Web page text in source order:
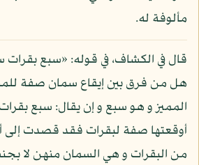
مألوفة له.
قال في الكشاف، في قوله: «سبع
هل من فرق بين إيقاع سمان صفة
المميز و هو سبع و إن يقال: سبع
أوقعتها صفة لبقرات فقد قصدت إلى
من البقرات و هي السمان منهن لا